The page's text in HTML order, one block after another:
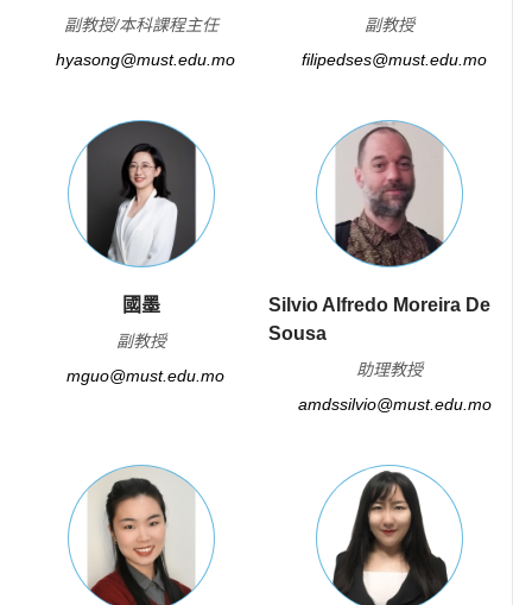
副教授/本科課程主任
hyasong@must.edu.mo
副教授
filipedses@must.edu.mo
國墨
副教授
mguo@must.edu.mo
Silvio Alfredo Moreira De
Sousa
助理教授
amdssilvio@must.edu.mo